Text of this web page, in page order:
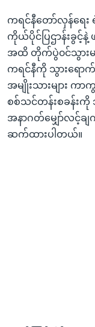
သို့
ကျော်
ရန်
ကရင်နီတော်လှန်ရေး
ကိုယ်ပိုင်ပြဌာန်းခွင့်
အထိ တိုက်ပွဲ၀င်သွားမ
ကရင်နီကို သွားရော
အမျိုးသားများ က
စစ်သင်တန်းစခန်းကို
အနာဂတ်မျှော်လင့်ခ
ဆက်ထားပါတယ်။